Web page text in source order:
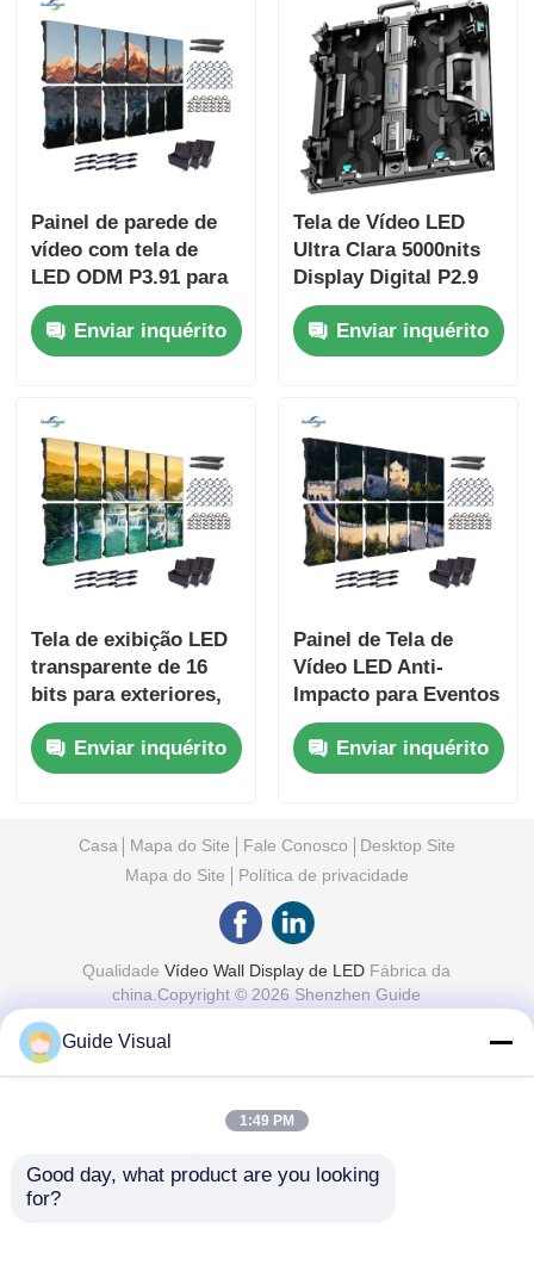
Painel de parede de
vídeo com tela de
LED ODM P3.91 para
fundo de igrejas
800WEnviar inquérito
Tela de Vídeo LED
Ultra Clara 5000nits
Display Digital P2.9
P3.9 Para Shopping
Enviar inquérito
Tela de exibição LED
transparente de 16
bits para exteriores,
parede de vídeo para
exposições e shows
internos
Enviar inquérito
Painel de Tela de
Vídeo LED Anti-
Impacto para Eventos
ao Ar Livre 110V
1000nitsEnviar inquérito
Casa Mapa do Site Fale Conosco
Desktop Site
Mapa do Site
Política de privacidade
QualidadeVídeo Wall Display de LED Fábrica da
china.Copyright © 2026 Shenzhen Guide
Guide Visual
1:49 PM
Good day, what product are you looking
for?